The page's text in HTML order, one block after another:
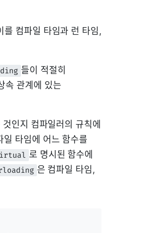
를 컴파일 타임과 런 타임,
들이 적절히
속 관계에 있는
인지 컴파일러의 규칙에
일 타임에 어느 함수를
로 명시된 함수에
은 컴파일 타임,